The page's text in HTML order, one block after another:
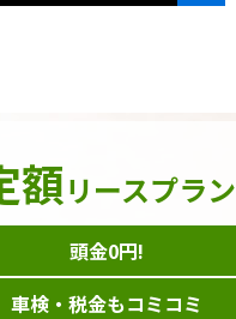
額リースプラン
頭金0円!
車検・税金もコミコミ